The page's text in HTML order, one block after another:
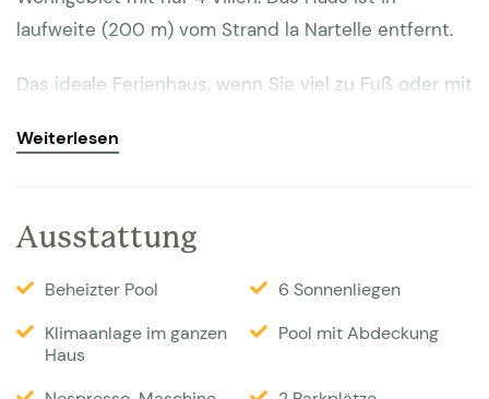
laufweite (200 m) vom Strand la Nartelle entfernt.
Das ideale Ferienhaus, wenn Sie viel zu Fuß oder mit
der Tür stehen zur Verfügung.
Sitzgarnitur und 1 Terrasse mit 2 großen
Personen.
Für die Kinder gibt es ein Trampolin und ein
schönes Stück Rasen zum Spielen. Rund um den
Weiterlesen
Ausstattung
Beheizter Pool
6 Sonnenliegen
Klimaanlage im ganzen
Haus
Pool mit Abdeckung